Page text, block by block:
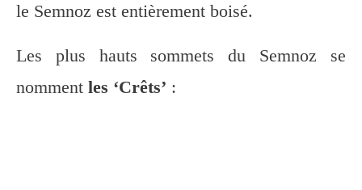
le Semnoz est entièrement boisé.
Les plus hauts sommets du Semnoz se
nomment les ‘Crêts’ :